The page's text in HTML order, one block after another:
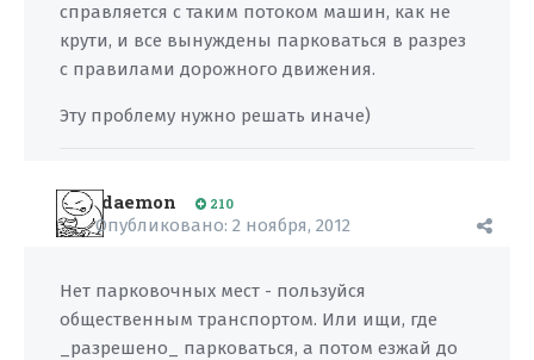
справляется с таким потоком машин, как не
крути, и все вынуждены парковаться в разрез
с правилами дорожного движения.
Эту проблему нужно решать иначе)
daemon 210
Опубликовано: 2 ноября, 2012
Нет парковочных мест - пользуйся
общественным транспортом. Или ищи, где
_разрешено_ парковаться, а потом езжай до